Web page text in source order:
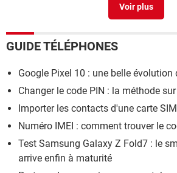
GUIDE TÉLÉPHONES
Google Pixel 10 : une belle
Changer le code PIN : la méthode
Importer les contacts d'une carte SIM
Numéro IMEI : comment trouver le
Test Samsung Galaxy Z Fold7 : le
arrive enfin à maturité